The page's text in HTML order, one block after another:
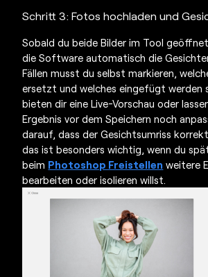
Schritt 3: Fotos hochladen und
Sobald du beide Bilder im Tool
die Software automatisch die
Fällen musst du selbst markieren,
ersetzt und welches eingefügt werden
bieten dir eine Live-Vorschau oder
Ergebnis vor dem Speichern noch
darauf, dass der Gesichtsumriss
das ist besonders wichtig, wenn du
beim Photoshop Freistellen weitere
bearbeiten oder isolieren willst.